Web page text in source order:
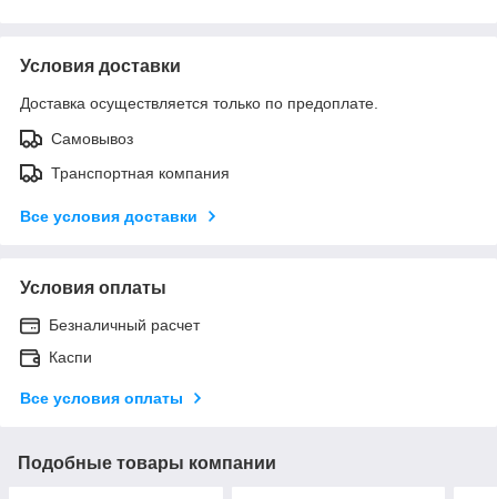
Условия доставки
Доставка осуществляется только по предоплате.
Самовывоз
Транспортная компания
Все условия доставки
Условия оплаты
Безналичный расчет
Каспи
Все условия оплаты
Подобные товары компании